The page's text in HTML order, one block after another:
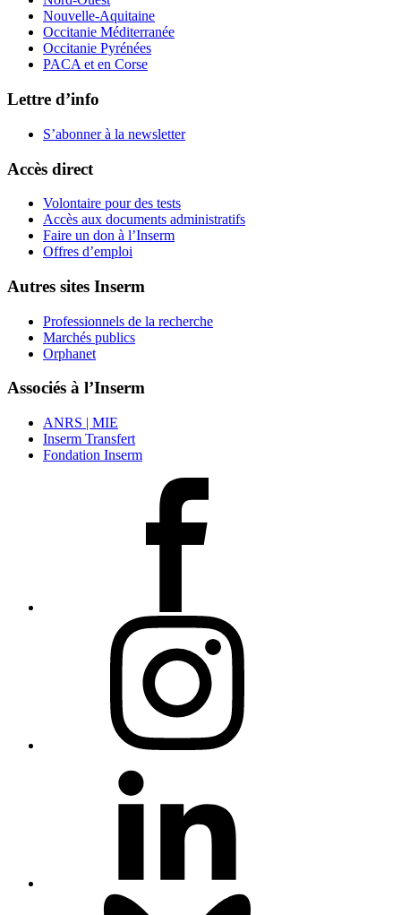
Nouvelle-Aquitaine
Occitanie Méditerranée
Occitanie Pyrénées
PACA et en Corse
Lettre d’info
S’abonner à la newsletter
Accès direct
Volontaire pour des tests
Accès aux documents administratifs
Faire un don à l’Inserm
Offres d’emploi
Autres sites Inserm
Professionnels de la recherche
Marchés publics
Orphanet
Associés à l’Inserm
ANRS | MIE
Inserm Transfert
Fondation Inserm